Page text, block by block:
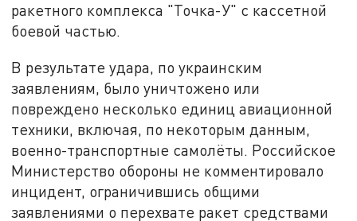
ракетного комплекса "Точка-У" с кассетной
боевой частью.
В результате удара, по украинским
заявлениям, было уничтожено или
повреждено несколько единиц авиационной
техники, включая, по некоторым данным,
военно-транспортные самолёты. Российское
Министерство обороны не комментировало
инцидент, ограничившись общими
заявлениями о перехвате ракет средствами